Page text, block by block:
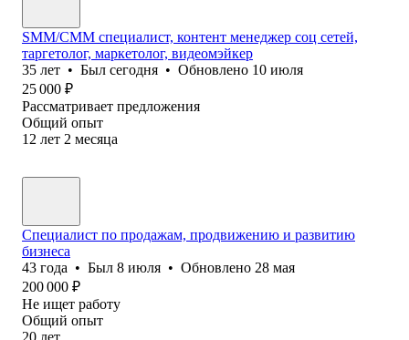
SMM/СММ специалист, контент менеджер соц сетей,
таргетолог, маркетолог, видеомэйкер
35 лет • Был сегодня • Обновлено 10 июля
25 000 ₽
Рассматривает предложения
Общий опыт
12 лет 2 месяца
Специалист по продажам, продвижению и развитию
бизнеса
43 года • Был 8 июля • Обновлено 28 мая
200 000 ₽
Не ищет работу
Общий опыт
20 лет